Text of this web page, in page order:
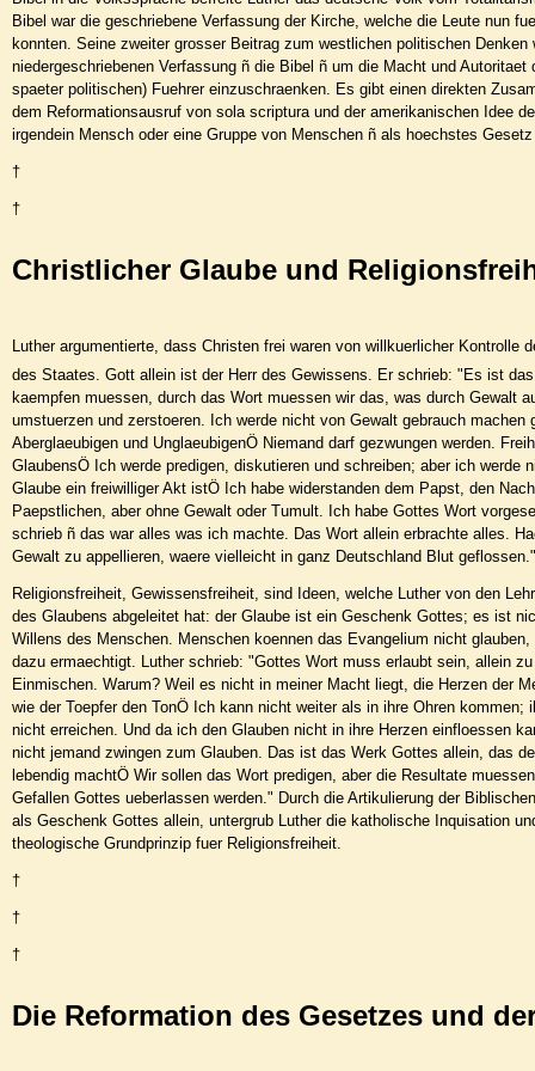
Bibel war die geschriebene Verfassung der Kirche, welche die Leute nun
konnten. Seine zweiter grosser Beitrag zum westlichen politischen Denken
niedergeschriebenen Verfassung ñ die Bibel ñ um die Macht und Autoritaet
spaeter politischen) Fuehrer einzuschraenken. Es gibt einen direkten
dem Reformationsausruf von sola scriptura und der amerikanischen Idee
irgendein Mensch oder eine Gruppe von Menschen ñ als hoechstes
†
†
Christlicher Glaube und
Luther argumentierte, dass Christen frei waren von willkuerlicher Kontrolle
des Staates. Gott allein ist der Herr des Gewissens. Er schrieb: "Es ist
kaempfen muessen, durch das Wort muessen wir das, was durch Gewalt
umstuerzen und zerstoeren. Ich werde nicht von Gewalt gebrauch machen
Aberglaeubigen und UnglaeubigenÖ Niemand darf gezwungen werden.
GlaubensÖ Ich werde predigen, diskutieren und schreiben; aber ich werde
Glaube ein freiwilliger Akt istÖ Ich habe widerstanden dem Papst, den
Paepstlichen, aber ohne Gewalt oder Tumult. Ich habe Gottes Wort
schrieb ñ das war alles was ich machte. Das Wort allein erbrachte alles.
Gewalt zu appellieren, waere vielleicht in ganz Deutschland Blut geflossen."
Religionsfreiheit, Gewissensfreiheit, sind Ideen, welche Luther von den
des Glaubens abgeleitet hat: der Glaube ist ein Geschenk Gottes; es ist
Willens des Menschen. Menschen koennen das Evangelium nicht
dazu ermaechtigt. Luther schrieb: "Gottes Wort muss erlaubt sein, allein
Einmischen. Warum? Weil es nicht in meiner Macht liegt, die Herzen der
wie der Toepfer den TonÖ Ich kann nicht weiter als in ihre Ohren kommen;
nicht erreichen. Und da ich den Glauben nicht in ihre Herzen einfloessen
nicht jemand zwingen zum Glauben. Das ist das Werk Gottes allein, das
lebendig machtÖ Wir sollen das Wort predigen, aber die Resultate
Gefallen Gottes ueberlassen werden." Durch die Artikulierung der
als Geschenk Gottes allein, untergrub Luther die katholische Inquisation
theologische Grundprinzip fuer Religionsfreiheit.
†
†
†
Die Reformation des Gesetzes und